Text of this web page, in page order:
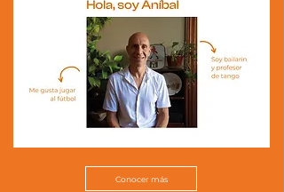
Conocer más